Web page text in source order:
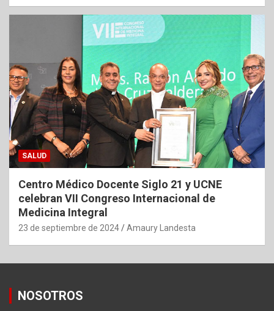
SALUD
Centro Médico Docente Siglo 21 y UCNE
celebran VII Congreso Internacional de
Medicina Integral
23 de septiembre de 2024 Amaury Landesta
NOSOTROS